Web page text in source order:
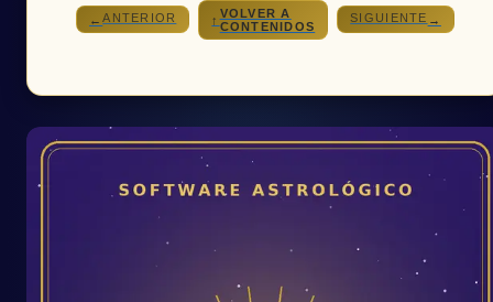
←ANTERIOR ↑VOLVER A
CONTENIDOS
SIGUIENTE →